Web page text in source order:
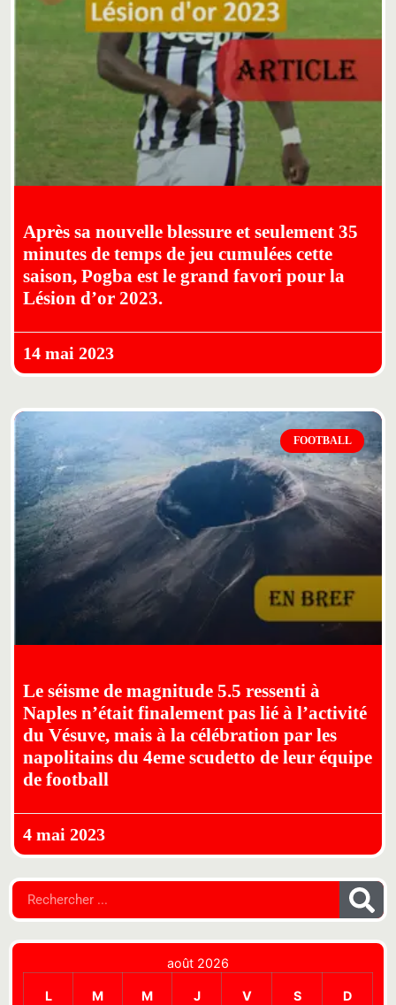
Après sa nouvelle blessure et seulement 35
minutes de temps de jeu cumulées cette
saison, Pogba est le grand favori pour la
Lésion d’or 2023.
14 mai 2023
FOOTBALL
Le séisme de magnitude 5.5 ressenti à
Naples n’était finalement pas lié à l’activité
du Vésuve, mais à la célébration par les
napolitains du 4eme scudetto de leur équipe
de football
4 mai 2023
août 2026
L M M J V S D